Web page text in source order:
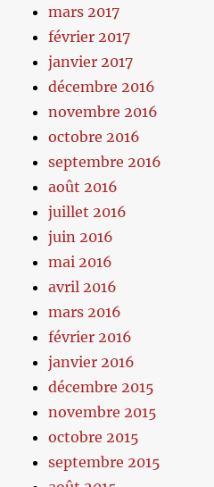
mars 2017
février 2017
janvier 2017
décembre 2016
novembre 2016
octobre 2016
septembre 2016
août 2016
juillet 2016
juin 2016
mai 2016
avril 2016
mars 2016
février 2016
janvier 2016
décembre 2015
novembre 2015
octobre 2015
septembre 2015